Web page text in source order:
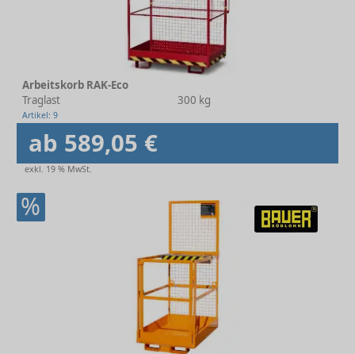
Arbeitskorb RAK-Eco
Traglast
300 kg
Artikel: 9
ab 589,05 €
exkl. 19 % MwSt.
%